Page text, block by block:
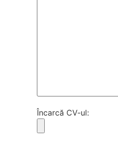
Încarcă CV-ul: